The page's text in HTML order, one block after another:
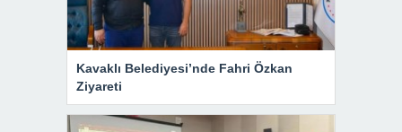
Kavaklı Belediyesi’nde Fahri Özkan
Ziyareti